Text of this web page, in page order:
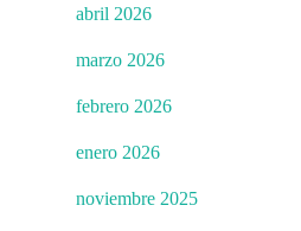
abril 2026
marzo 2026
febrero 2026
enero 2026
noviembre 2025